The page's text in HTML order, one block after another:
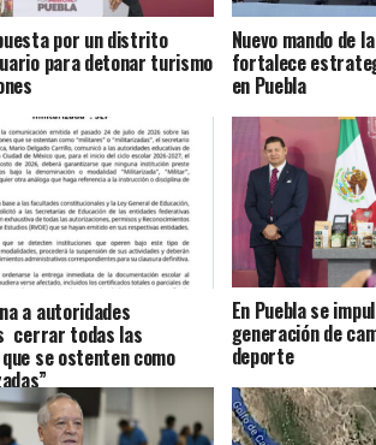
por un distrito
para detonar turismo
Nuevo mando de
fortalece
en Puebla
a autoridades
cerrar todas las
se ostenten como
En Puebla se
generación de
deporte